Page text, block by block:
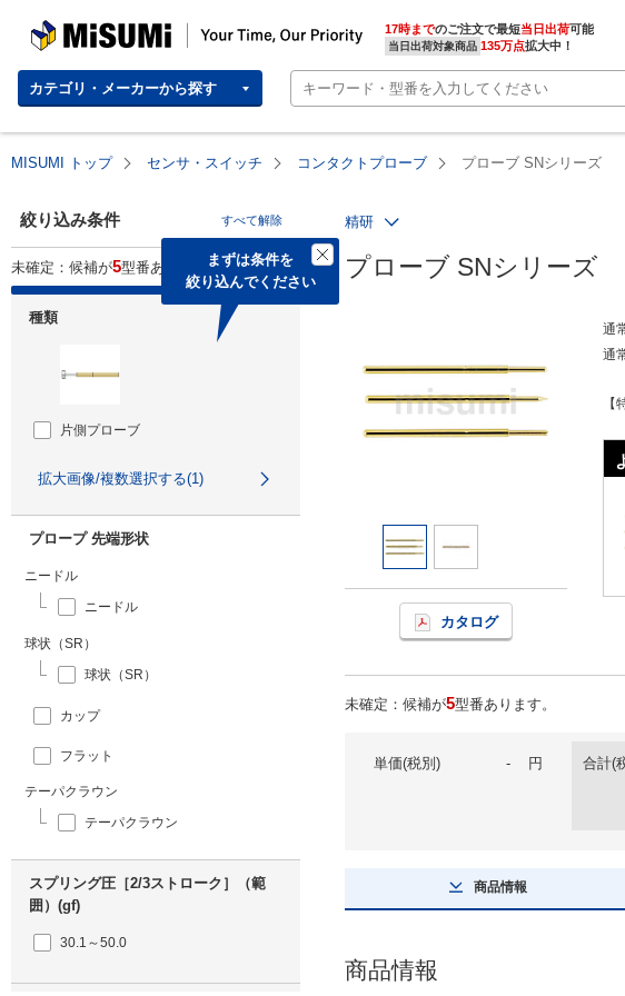
MISUMI | Your Time, Our Priority 17時までのご注文で最短当日出荷
当日出荷対象商品 135万点拡大中！
カテゴリ・メーカーから探す
MISUMI トップ センサ・スイッチ コンタクトプローブ プローブ SNシリーズ
絞り込み条件 すべて解除
まずは条件を
絞り込んでください
未確定：候補が5型番あります。
種類
片側プローブ
拡大画像/複数選択する(1)
プロープ 先端形状
ニードル
ニードル
球状（SR）
球状（SR）
カップ
フラット
テーパクラウン
テーパクラウン
スプリング圧［2/3ストローク］（範
囲）(gf)
30.1～50.0
精研
プローブ SNシリーズ
カタログ
通
通
未確定：候補が5型番あります。
単価(税別) - 円 合計(
商品情報
商品情報